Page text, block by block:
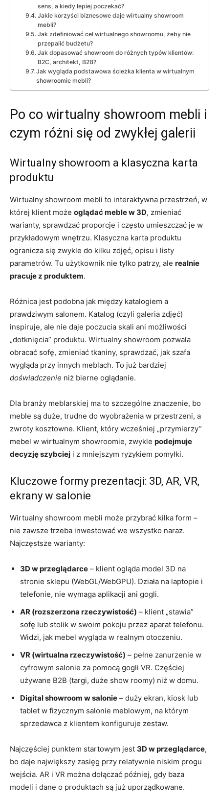
sens, a kiedy lepiej poczekać?
Jakie korzyści biznesowe daje wirtualny showroom
mebli?
Jak zdefiniować cel wirtualnego showroomu, żeby nie
przepalić budżetu?
Jak dopasować showroom do różnych typów klientów:
B2C, architekt, B2B?
Jak wygląda podstawowa ścieżka klienta w wirtualnym
showroomie mebli?
Po co wirtualny showroom mebli i
czym różni się od zwykłej galerii
Wirtualny showroom a klasyczna karta
produktu
Wirtualny showroom mebli to interaktywna przestrzeń, w
której klient może oglądać meble w 3D, zmieniać
warianty, sprawdzać proporcje i często umieszczać je w
przykładowym wnętrzu. Klasyczna karta produktu
ogranicza się zwykle do kilku zdjęć, opisu i listy
parametrów. Tu użytkownik nie tylko patrzy, ale realnie
pracuje z produktem.
Różnica jest podobna jak między katalogiem a
prawdziwym salonem. Katalog (czyli galeria zdjęć)
inspiruje, ale nie daje poczucia skali ani możliwości
„dotknięcia” produktu. Wirtualny showroom pozwala
obracać sofę, zmieniać tkaniny, sprawdzać, jak szafa
wygląda przy innych meblach. To już bardziej
doświadczenie niż bierne oglądanie.
Dla branży meblarskiej ma to szczególne znaczenie, bo
meble są duże, trudne do wyobrażenia w przestrzeni, a
zwroty kosztowne. Klient, który wcześniej „przymierzy”
mebel w wirtualnym showroomie, zwykle podejmuje
decyzję szybciej i z mniejszym ryzykiem pomyłki.
Kluczowe formy prezentacji: 3D, AR, VR,
ekrany w salonie
Wirtualny showroom mebli może przybrać kilka form –
nie zawsze trzeba inwestować we wszystko naraz.
Najczęstsze warianty:
3D w przeglądarce – klient ogląda model 3D na
stronie sklepu (WebGL/WebGPU). Działa na laptopie i
telefonie, nie wymaga aplikacji ani gogli.
AR (rozszerzona rzeczywistość) – klient „stawia”
sofę lub stolik w swoim pokoju przez aparat telefonu.
Widzi, jak mebel wygląda w realnym otoczeniu.
VR (wirtualna rzeczywistość) – pełne zanurzenie w
cyfrowym salonie za pomocą gogli VR. Częściej
używane B2B (targi, duże show roomy) niż w domu.
Digital showroom w salonie – duży ekran, kiosk lub
tablet w fizycznym salonie meblowym, na którym
sprzedawca z klientem konfiguruje zestaw.
Najczęściej punktem startowym jest 3D w przeglądarce,
bo daje największy zasięg przy relatywnie niskim progu
wejścia. AR i VR można dołączać później, gdy baza
modeli i dane o produktach są już uporządkowane.